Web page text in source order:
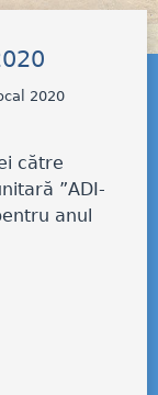
2020
către
”ADI-
anul